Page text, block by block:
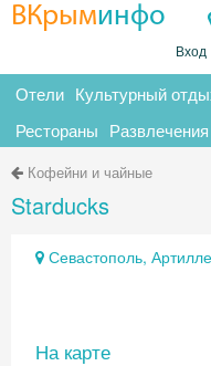
ВКрыминфо
Вход
Отели Культурный
Рестораны Развлечения
Кофейни и чайные
Starducks
Севастополь,
На карте